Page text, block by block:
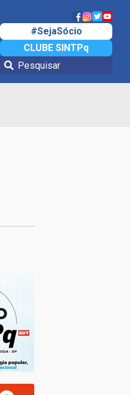
#SejaSócio
CLUBE SINTPq